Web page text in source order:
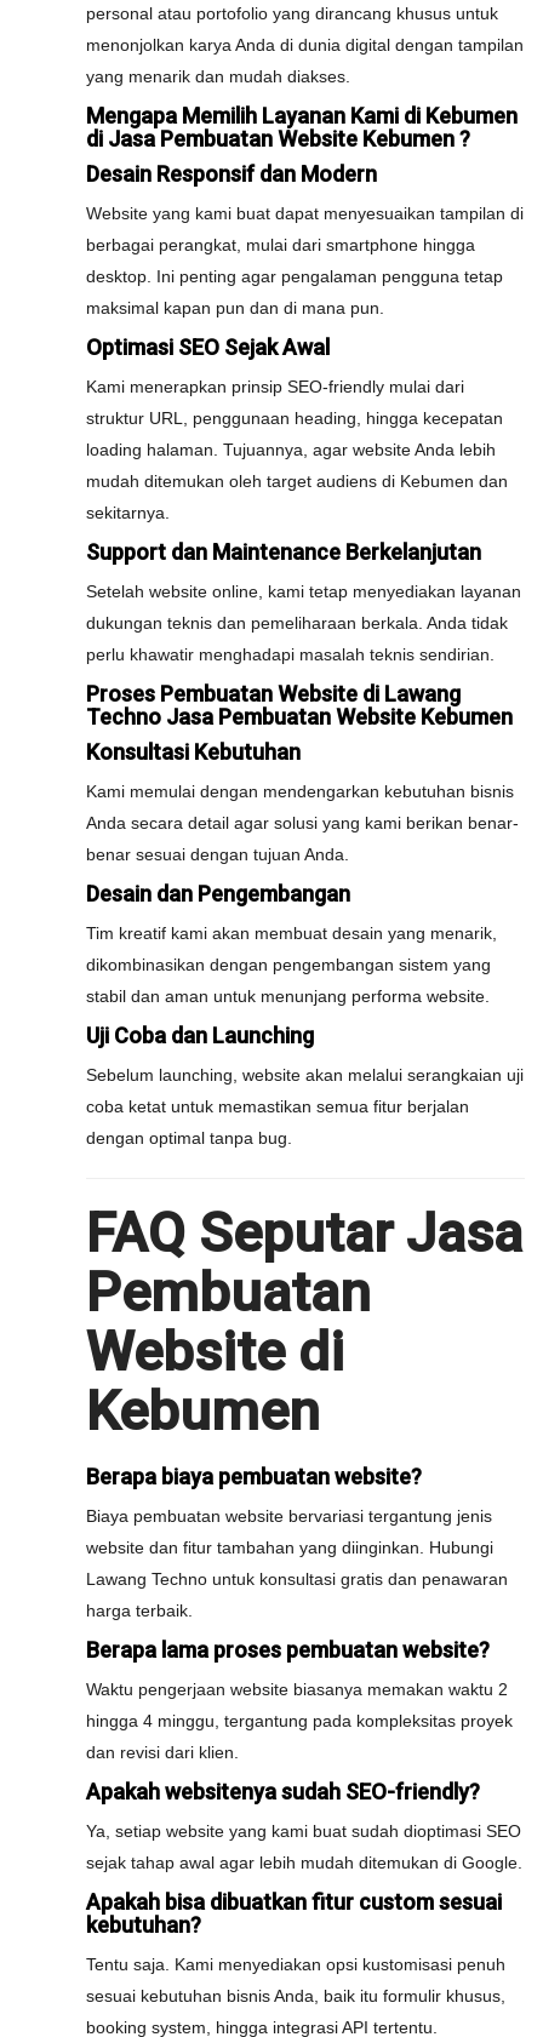
personal atau portofolio yang dirancang khusus untuk
menonjolkan karya Anda di dunia digital dengan tampilan
yang menarik dan mudah diakses.
Mengapa Memilih Layanan Kami di Kebumen
di Jasa Pembuatan Website Kebumen ?
Desain Responsif dan Modern
Website yang kami buat dapat menyesuaikan tampilan di
berbagai perangkat, mulai dari smartphone hingga
desktop. Ini penting agar pengalaman pengguna tetap
maksimal kapan pun dan di mana pun.
Optimasi SEO Sejak Awal
Kami menerapkan prinsip SEO-friendly mulai dari
struktur URL, penggunaan heading, hingga kecepatan
loading halaman. Tujuannya, agar website Anda lebih
mudah ditemukan oleh target audiens di Kebumen dan
sekitarnya.
Support dan Maintenance Berkelanjutan
Setelah website online, kami tetap menyediakan layanan
dukungan teknis dan pemeliharaan berkala. Anda tidak
perlu khawatir menghadapi masalah teknis sendirian.
Proses Pembuatan Website di Lawang
Techno Jasa Pembuatan Website Kebumen
Konsultasi Kebutuhan
Kami memulai dengan mendengarkan kebutuhan bisnis
Anda secara detail agar solusi yang kami berikan benar-
benar sesuai dengan tujuan Anda.
Desain dan Pengembangan
Tim kreatif kami akan membuat desain yang menarik,
dikombinasikan dengan pengembangan sistem yang
stabil dan aman untuk menunjang performa website.
Uji Coba dan Launching
Sebelum launching, website akan melalui serangkaian uji
coba ketat untuk memastikan semua fitur berjalan
dengan optimal tanpa bug.
FAQ Seputar Jasa
Pembuatan
Website di
Kebumen
Berapa biaya pembuatan website?
Biaya pembuatan website bervariasi tergantung jenis
website dan fitur tambahan yang diinginkan. Hubungi
Lawang Techno untuk konsultasi gratis dan penawaran
harga terbaik.
Berapa lama proses pembuatan website?
Waktu pengerjaan website biasanya memakan waktu 2
hingga 4 minggu, tergantung pada kompleksitas proyek
dan revisi dari klien.
Apakah websitenya sudah SEO-friendly?
Ya, setiap website yang kami buat sudah dioptimasi SEO
sejak tahap awal agar lebih mudah ditemukan di Google.
Apakah bisa dibuatkan fitur custom sesuai
kebutuhan?
Tentu saja. Kami menyediakan opsi kustomisasi penuh
sesuai kebutuhan bisnis Anda, baik itu formulir khusus,
booking system, hingga integrasi API tertentu.